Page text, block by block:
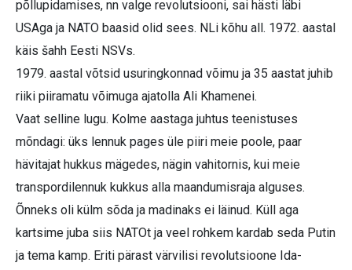
põllupidamises, nn valge revolutsiooni, sai hästi läbi
USAga ja NATO baasid olid sees. NLi kõhu all. 1972. aastal
käis šahh Eesti NSVs.
1979. aastal võtsid usuringkonnad võimu ja 35 aastat juhib
riiki piiramatu võimuga ajatolla Ali Khamenei.
Vaat selline lugu. Kolme aastaga juhtus teenistuses
mõndagi: üks lennuk pages üle piiri meie poole, paar
hävitajat hukkus mägedes, nägin vahitornis, kui meie
transpordilennuk kukkus alla maandumisraja alguses.
Õnneks oli külm sõda ja madinaks ei läinud. Küll aga
kartsime juba siis NATOt ja veel rohkem kardab seda Putin
ja tema kamp. Eriti pärast värvilisi revolutsioone Ida-